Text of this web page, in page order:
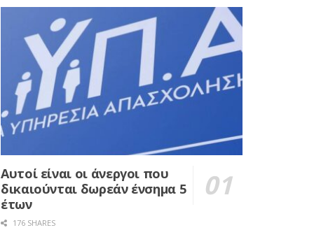
Αυτοί είναι οι άνεργοι που
δικαιούνται δωρεάν ένσημα 5
έτων
176 SHARES